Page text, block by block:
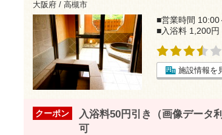
大阪府 / 高槻市
■営業時間 10:00
■入浴料 1,200円
施設情報を
クーポン
入浴料50円引き（画像データ
可